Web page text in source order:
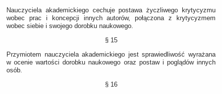
Nauczyciela akademickiego cechuje postawa życzliwego krytycyzmu
wobec prac i koncepcji innych autorów, połączona z krytycyzmem
wobec siebie i swojego dorobku naukowego.
§ 15
Przymiotem nauczyciela akademickiego jest sprawiedliwość wyrażana
w ocenie wartości dorobku naukowego oraz postaw i poglądów innych
osób.
§ 16